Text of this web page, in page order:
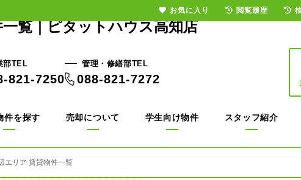
覧｜ピタットハウス高知店
部TEL
821-7250
管理・修繕部TEL
088-821-7272
件を探す 売却について 学生向け物件 スタッフ紹介
エリア 賃貸物件一覧
お気に入り 閲覧履歴